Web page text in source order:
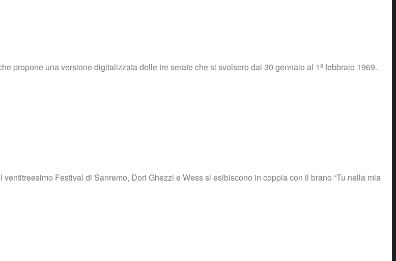
propone una versione digitalizzata delle tre serate che si svolsero dal 30 gennaio al 1º febbraio 1969.
Festival di Sanremo, Dori Ghezzi e Wess si esibiscono in coppia con il brano “Tu nella mia